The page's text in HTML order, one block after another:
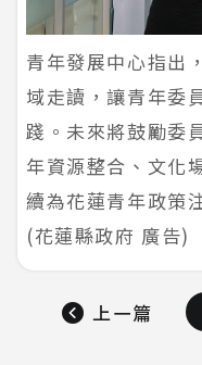
青年發展中心指出
域走讀，讓青年委
踐。未來將鼓勵委
年資源整合、文化
續為花蓮青年政策
(花蓮縣政府 廣告)
上一篇